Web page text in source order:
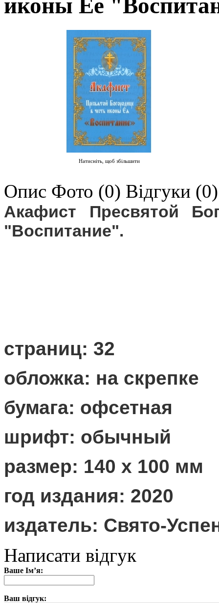
иконы Ее
Натисніть, щоб збільшити
Опис Фото (0) Відгуки (0)
Акафист Пресвятой
"Воспитание".
страниц: 32
обложка: на скрепке
бумага: офсетная
шрифт: обычный
размер: 140 х 100 мм
год издания: 2020
издатель: Свято-
Написати відгук
Ваше Ім’я:
Ваш відгук: